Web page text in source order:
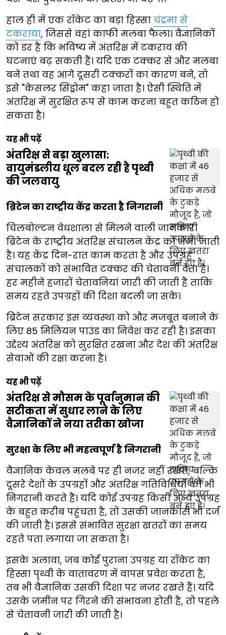
हाल ही में एक रॉकेट का बड़ा हिस्सा चंद्रमा से
टकराया, जिससे वहां काफी मलबा फैला। वैज्ञानिकों
को डर है कि भविष्य में अंतरिक्ष में टकराव की
घटनाएं बढ़ सकती हैं। यदि एक टक्कर से और मलबा
बने तथा वह आगे दूसरी टक्करों का कारण बने, तो
इसे "केसलर सिंड्रोम" कहा जाता है। ऐसी स्थिति में
अंतरिक्ष में सुरक्षित रूप से काम करना बहुत कठिन हो
सकता है।
यह भी पढ़ें
अंतरिक्ष से बड़ा खुलासा:
वायुमंडलीय धूल बदल रही है पृथ्वी
की जलवायु
ब्रिटेन का राष्ट्रीय केंद्र करता है निगरानी
चिलबोल्टन वेधशाला से मिलने वाली जानकारी
ब्रिटेन के राष्ट्रीय अंतरिक्ष संचालन केंद्र को भेजी जाती
है। यह केंद्र दिन-रात काम करता है और उपग्रह
संचालकों को संभावित टक्कर की चेतावनी देता है।
हर महीने हजारों चेतावनियां जारी की जाती हैं ताकि
समय रहते उपग्रहों की दिशा बदली जा सके।
ब्रिटेन सरकार इस व्यवस्था को और मजबूत बनाने के
लिए 85 मिलियन पाउंड का निवेश कर रही है। इसका
उद्देश्य अंतरिक्ष को सुरक्षित रखना और देश की अंतरिक्ष
सेवाओं की रक्षा करना है।
यह भी पढ़ें
अंतरिक्ष से मौसम के पूर्वानुमान की
सटीकता में सुधार लाने के लिए
वैज्ञानिकों ने नया तरीका खोजा
सुरक्षा के लिए भी महत्वपूर्ण है निगरानी
वैज्ञानिक केवल मलबे पर ही नजर नहीं रखते, बल्कि
दूसरे देशों के उपग्रहों और अंतरिक्ष गतिविधियों की भी
निगरानी करते हैं। यदि कोई उपग्रह किसी अन्य उपग्रह
के बहुत करीब पहुंचता है, तो उसकी जानकारी भी दर्ज
की जाती है। इससे संभावित सुरक्षा खतरों का समय
रहते पता लगाया जा सकता है।
इसके अलावा, जब कोई पुराना उपग्रह या रॉकेट का
हिस्सा पृथ्वी के वातावरण में वापस प्रवेश करता है,
तब भी वैज्ञानिक उसकी दिशा पर नजर रखते हैं। यदि
उसके जमीन पर गिरने की संभावना होती है, तो पहले
से चेतावनी जारी की जाती है।